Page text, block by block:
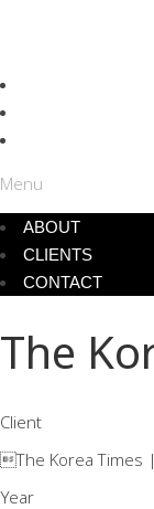
Menu
ABOUT
CLIENTS
CONTACT
The
Client
The Korea Times |
Year